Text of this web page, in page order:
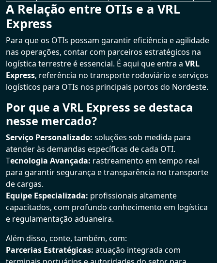
A Relação entre OTIs e a VRL
Express
Para que os OTIs possam garantir eficiência e agilidade
nas operações, contar com parceiros estratégicos na
logística terrestre é essencial. É aqui que entra a VRL
Express, referência no transporte rodoviário e serviços
logísticos para OTIs nos principais portos do Nordeste.
Por que a VRL Express se destaca
nesse mercado?
Serviço Personalizado: soluções sob medida para
atender às demandas específicas de cada OTI.
Tecnologia Avançada: rastreamento em tempo real
para garantir segurança e transparência no transporte
de cargas.
Equipe Especializada: profissionais altamente
capacitados, com profundo conhecimento em logística
e regulamentação aduaneira.
Além disso, conte, também, com:
Parcerias Estratégicas: atuação integrada com